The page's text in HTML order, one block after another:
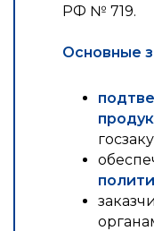
РФ № 719.
Основные